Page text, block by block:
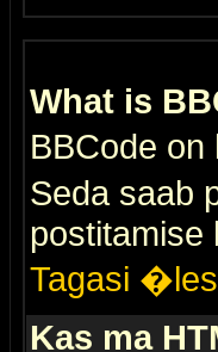
What is
BBCode
Seda saab
postitamise
Tagasi �les
Kas ma